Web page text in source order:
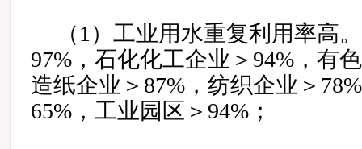
（1）工业用水重复利用率高
97%，石化化工企业＞94%，有
造纸企业＞87%，纺织企业＞
65%，工业园区＞94%；